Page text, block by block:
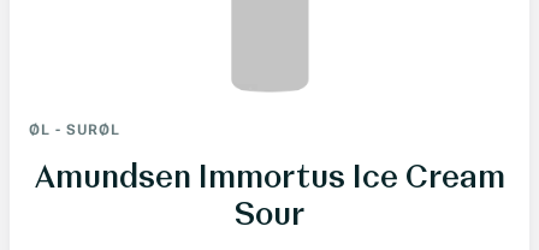
ØL - SURØL
Amundsen Immortus Ice Cream
Sour